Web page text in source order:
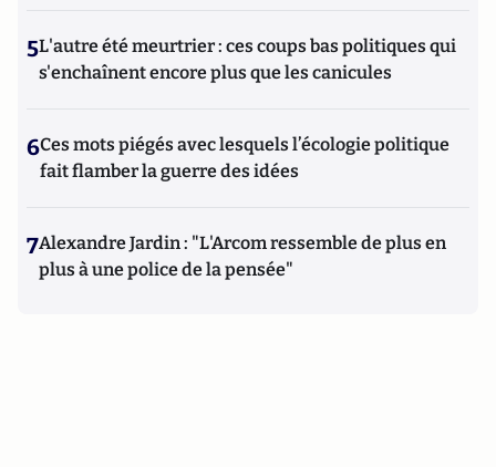
5L'autre été meurtrier : ces coups bas politiques qui
s'enchaînent encore plus que les canicules
6Ces mots piégés avec lesquels l’écologie politique
fait flamber la guerre des idées
7Alexandre Jardin : "L'Arcom ressemble de plus en
plus à une police de la pensée"